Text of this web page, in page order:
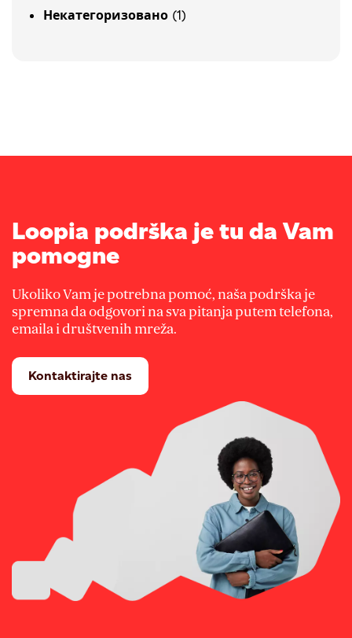
Некатегоризовано (1)
Loopia podrška je tu da Vam
pomogne
Ukoliko Vam je potrebna pomoć, naša podrška je
spremna da odgovori na sva pitanja putem telefona,
emaila i društvenih mreža.
Kontaktirajte nas